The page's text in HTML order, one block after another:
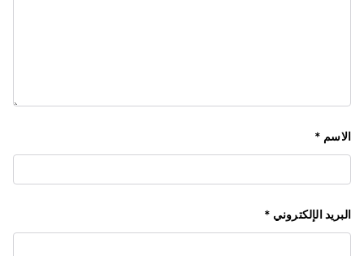
الاسم *
البريد الإلكتروني *